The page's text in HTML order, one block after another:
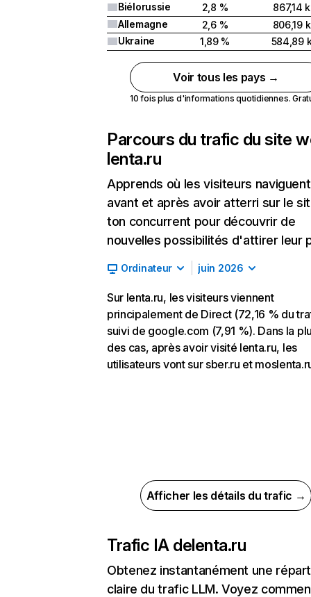
Biélorussie
2,8 %
867,14 k
Allemagne
2,6 %
806,19 k
Ukraine
1,89 % 584,89
Voir tous les pays →
10 fois plus d'informations quotidiennes.
Parcours du trafic du site
lenta.ru
Apprends où les visiteurs naviguent
avant et après avoir atterri sur le
ton concurrent pour découvrir de
nouvelles possibilités d'attirer leur
Ordinateur juin 2026
Sur lenta.ru, les visiteurs viennent
principalement de Direct (72,16 % du
suivi de google.com (7,91 %). Dans la
des cas, après avoir visité lenta.ru, les
utilisateurs vont sur sber.ru et
Afficher les détails du trafic →
Trafic IA delenta.ru
Obtenez instantanément une
claire du trafic LLM. Voyez